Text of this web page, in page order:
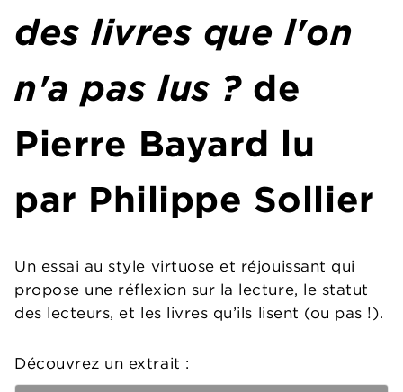
des livres que l'on
n'a pas lus ?de
Pierre Bayard lu
par Philippe Sollier
Un essai au style virtuose et réjouissant qui
propose une réflexion sur la lecture, le statut
des lecteurs, et les livres qu’ils lisent (ou pas !).
Découvrez un extrait :